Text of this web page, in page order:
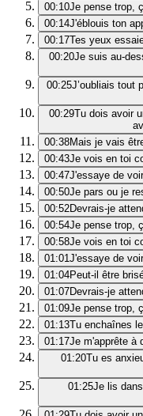
00:10Je pense trop,
00:14J'éblouis ton
00:17Tes yeux
00:20Je suis au-
00:25J’oubliais tout
00:29Tu dois avoir
00:38Mais je vais
00:43Je vois en toi
00:47J'essaye de
00:50Je pars ou je
00:52Devrais-je
00:54Je pense trop,
00:58Je vois en toi
01:01J'essaye de
01:04Peut-il être
01:07Devrais-je
01:09Je pense trop,
01:13Tu enchaînes
01:17Je m'apprête à
01:20Tu es
01:25Je lis